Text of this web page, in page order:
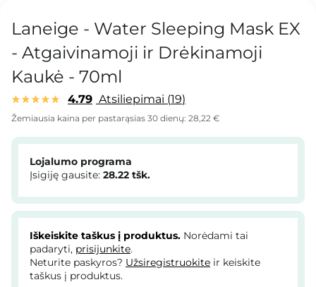
Laneige - Water Sleeping Mask EX
- Atgaivinamoji ir Drėkinamoji
Kaukė - 70ml
4.79 Atsiliepimai 19
Žemiausia kaina per pastarąsias 30 dienų: 28,22 €
Lojalumo programa
Įsigiję gausite: 28.22 tšk.
Iškeiskite taškus į produktus. Norėdami tai
padaryti, prisijunkite.
Neturite paskyros? Užsiregistruokite ir keiskite
taškus į produktus.